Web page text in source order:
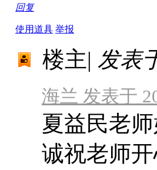
回复
使用道具 举报
楼主| 发表
海兰 发表于
夏益民老
诚祝老师